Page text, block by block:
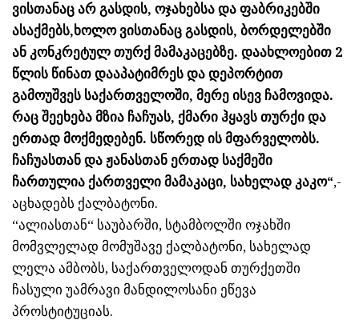
ვისთანაც არ გასდის, ოჯახებსა და ფაბრიკებში
ასაქმებს,ხოლო ვისთანაც გასდის, ბორდელებში
ან კონკრეტულ თურქ მამაკაცებზე. დაახლოებით 2
წლის წინათ დააპატიმრეს და დეპორტით
გამოუშვეს საქართველოში, მერე ისევ ჩამოვიდა.
რაც შეეხება მზია ჩაჩუას, ქმარი ჰყავს თურქი და
ერთად მოქმედებენ. სწორედ ის მფარველობს.
ჩაჩუასთან და ჟანასთან ერთად საქმეში
ჩართულია ქართველი მამაკაცი, სახელად კაკო“,-
აცხადებს ქალბატონი.
“ალიასთან“ საუბარში, სტამბოლში ოჯახში
მომვლელად მომუშავე ქალბატონი, სახელად
ლელა ამბობს, საქართველოდან თურქეთში
ჩასული უამრავი მანდილოსანი ეწევა
პროსტიტუციას.